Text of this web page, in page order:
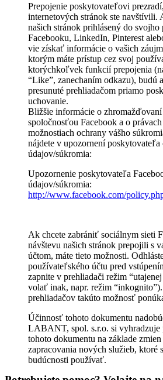
Prepojenie poskytovateľovi
internetových stránok ste navštívili.
našich stránok prihlásený do
Facebooku, LinkedIn, Pinterest
vie získať informácie o vašich
ktorým máte prístup cez svoj
ktorýchkoľvek funkcií prepojenia
“Like”, zanechaním odkazu), budú
presunuté prehliadačom priamo
uchovanie.
Bližšie informácie o
spoločnosťou Facebook a o
možnostiach ochrany vášho
nájdete v upozornení poskytovateľa
údajov/súkromia:
Upozornenie poskytovateľa
údajov/súkromia:
http://www.facebook.com/
Ak chcete zabrániť sociálnym sieti
návštevu našich stránok prepojili s
účtom, máte tieto možnosti.
používateľského účtu pred
zapnite v prehliadači režim
volať inak, napr. režim
prehliadačov takúto možnosť
Účinnosť tohoto dokumentu
LABANT, spol. s.r.o. si vyhradzuje
tohoto dokumentu na základe
zapracovania nových služieb, ktoré
budúcnosti používať.